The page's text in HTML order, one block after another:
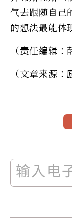
气去跟随自己
的想法最能体
（责任编辑：
（文章来源